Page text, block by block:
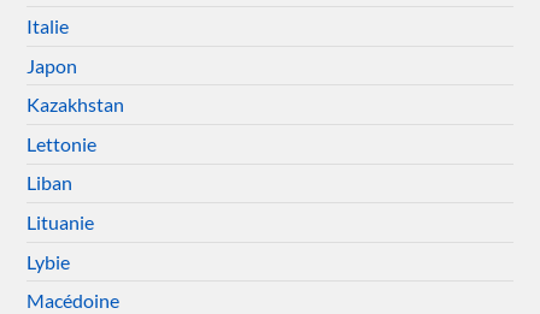
Italie
Japon
Kazakhstan
Lettonie
Liban
Lituanie
Lybie
Macédoine